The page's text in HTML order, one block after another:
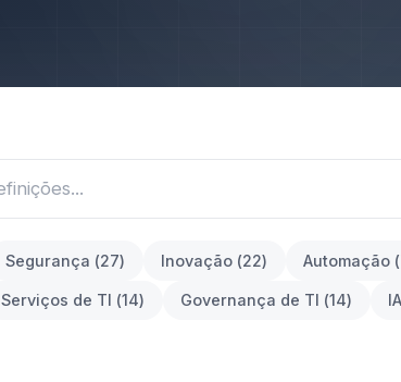
Segurança (27) Inovação (22) Automação (
Serviços de TI (14) Governança de TI (14)